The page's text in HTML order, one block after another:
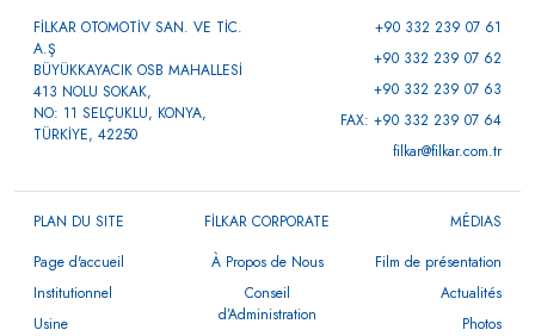
FİLKAR OTOMOTİV SAN. VE TİC.
A.Ş
BÜYÜKKAYACIK OSB MAHALLESİ
413 NOLU SOKAK,
NO: 11 SELÇUKLU, KONYA,
TÜRKİYE, 42250
+90 332 239 07 61
+90 332 239 07 62
+90 332 239 07 63
FAX: +90 332 239 07 64
filkar@filkar.com.tr
PLAN DU SITE
Page d'accueil
Institutionnel
Usine
FİLKAR CORPORATE
À Propos de Nous
Conseil
d’Administration
MÉDIAS
Film de présentation
Actualités
Photos